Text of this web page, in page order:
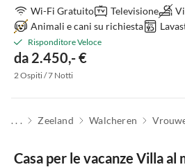
Wi-Fi Gratuito
Televisione
Animali e cani su richiesta
Risponditore Veloce
da 2.450,- €
2 Ospiti / 7 Notti
. . . Zeeland Walcheren
Casa per le vacanze Villa al